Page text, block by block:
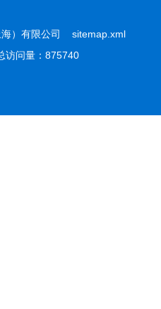
海）有限公司 sitemap.xml
问量：875740